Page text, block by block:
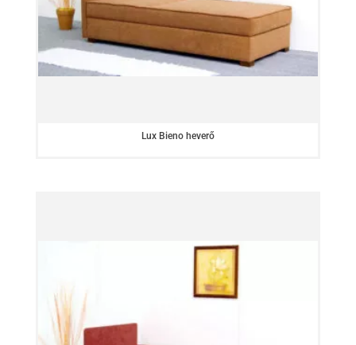
Lux Bieno heverő